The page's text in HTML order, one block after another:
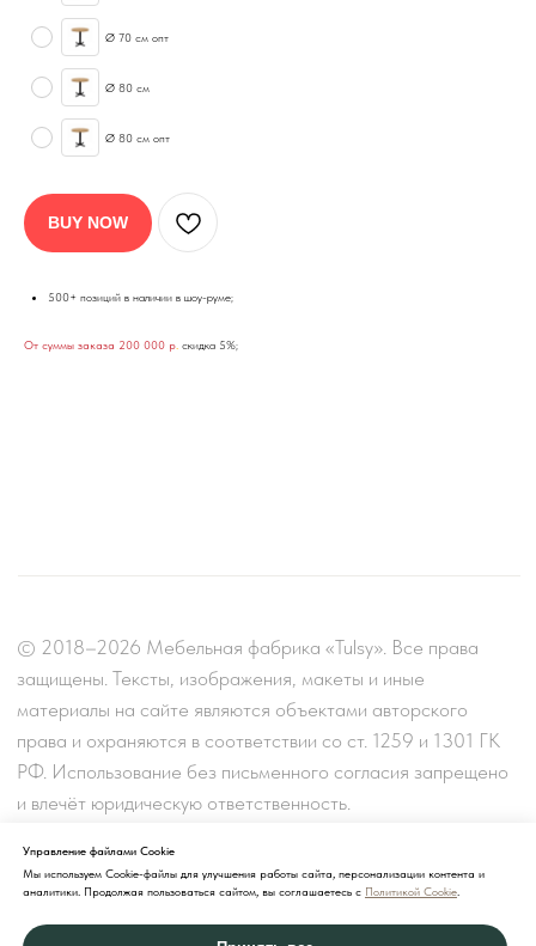
Ø 70 см опт
Ø 80 см
Ø 80 см опт
BUY NOW
500+ позиций в наличии в шоу-руме;
От суммы заказа 200 000 р скидка 5%;
Управление файлами Cookie
Мы используем Cookie-файлы для улучшения работы сайта, персонализации контента и
аналитики. Продолжая пользоваться сайтом, вы соглашаетесь с Политикой Cookie.